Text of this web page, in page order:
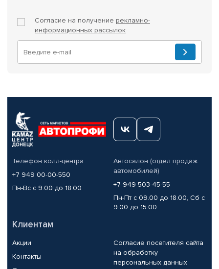
Согласие на получение рекламно-
информационных рассылок
Телефон колл-центра
+7 949 00-00-550
Пн-Вс с 9.00 до 18.00
Автосалон (отдел продаж
автомобилей)
+7 949 503-45-55
Пн-Пт с 09.00 до 18.00, Сб с
9.00 до 15.00
Клиентам
Акции
Контакты
Согласие посетителя сайта
на обработку
персональных данных